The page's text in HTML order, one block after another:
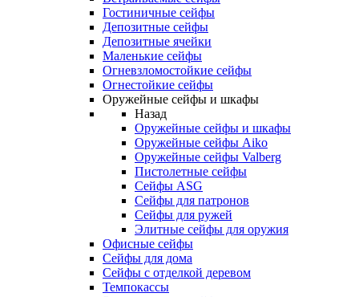
Гостиничные сейфы
Депозитные сейфы
Депозитные ячейки
Маленькие сейфы
Огневзломостойкие сейфы
Огнестойкие сейфы
Оружейные сейфы и шкафы
Назад
Оружейные сейфы и шкафы
Оружейные сейфы Aiko
Оружейные сейфы Valberg
Пистолетные сейфы
Сейфы ASG
Сейфы для патронов
Сейфы для ружей
Элитные сейфы для оружия
Офисные сейфы
Сейфы для дома
Сейфы с отделкой деревом
Темпокассы